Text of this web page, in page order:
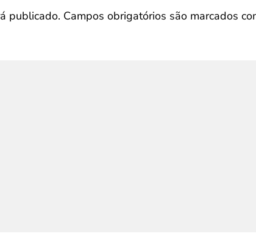
publicado. Campos obrigatórios são marcados